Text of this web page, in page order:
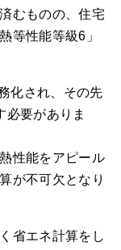
むものの、住宅
等性能等級6」
化され、その先
必要がありま
性能をアピール
が不可欠となり
省エネ計算をし